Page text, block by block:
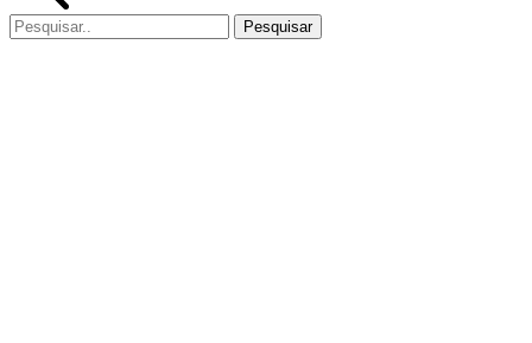
Pesquisar